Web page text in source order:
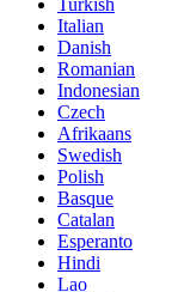
Turkish
Italian
Danish
Romanian
Indonesian
Czech
Afrikaans
Swedish
Polish
Basque
Catalan
Esperanto
Hindi
Lao